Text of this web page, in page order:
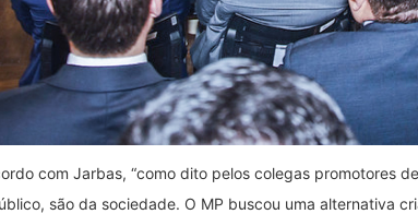
com Jarbas, “como dito pelos colegas promotores
são da sociedade. O MP buscou uma alternativa